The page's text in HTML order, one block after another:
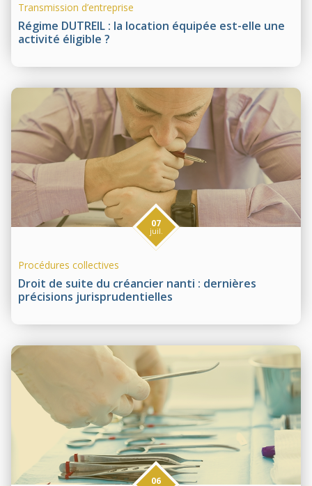
Régime DUTREIL : la location équipée est-elle une
activité éligible ?
Transmission d’entreprise
Droit de suite du créancier nanti : dernières
précisions jurisprudentielles
07
juil.
Procédures collectives
06